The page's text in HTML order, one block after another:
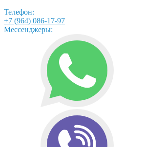
Телефон:
+7 (964) 086-17-97
Мессенджеры: